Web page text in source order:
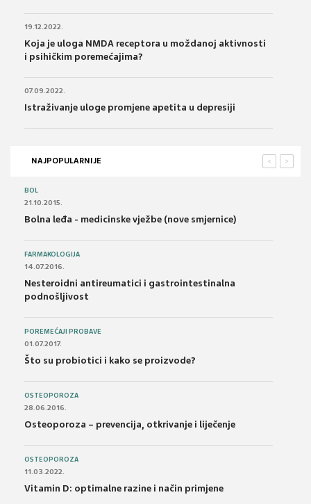
19.12.2022.
Koja je uloga NMDA receptora u moždanoj aktivnosti
i psihičkim poremećajima?
07.09.2022.
Istraživanje uloge promjene apetita u depresiji
NAJPOPULARNIJE >
<
BOL
21.10.2015.
Bolna leđa - medicinske vježbe (nove smjernice)
FARMAKOLOGIJA
14.07.2016.
Nesteroidni antireumatici i gastrointestinalna
podnošljivost
POREMEĆAJI PROBAVE
01.07.2017.
Što su probiotici i kako se proizvode?
OSTEOPOROZA
28.06.2016.
Osteoporoza – prevencija, otkrivanje i liječenje
OSTEOPOROZA
11.03.2022.
Vitamin D: optimalne razine i način primjene